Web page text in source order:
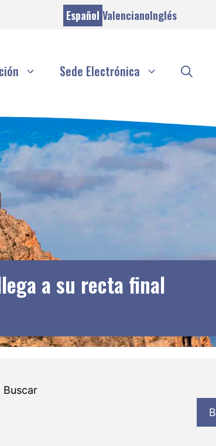
Español ValencianoInglés
Sede Electrónica
a su recta final
Buscar